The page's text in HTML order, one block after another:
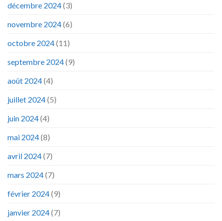
décembre 2024(3)
novembre 2024(6)
octobre 2024(11)
septembre 2024(9)
août 2024(4)
juillet 2024(5)
juin 2024(4)
mai 2024(8)
avril 2024(7)
mars 2024(7)
février 2024(9)
janvier 2024(7)